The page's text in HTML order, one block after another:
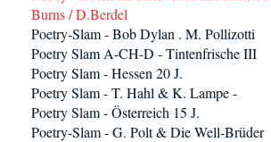
Burns / D.Berdel
Poetry-Slam - Bob Dylan . M. Pollizotti
Poetry Slam A-CH-D - Tintenfrische III
Poetry Slam - Hessen 20 J.
Poetry Slam - T. Hahl & K. Lampe -
Poetry Slam - Österreich 15 J.
Poetry-Slam - G. Polt & Die Well-Brüder